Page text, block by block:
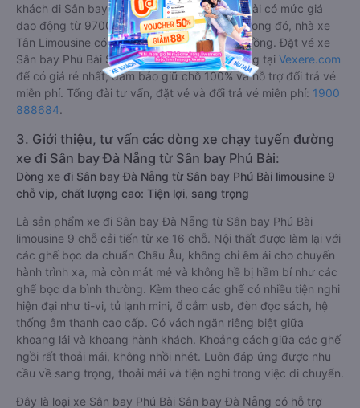
khách đi Sân bay Đà Nẵng từ Sân bay Phú Bài có mức giá
dao động từ 97000 đồng - 200000 đồng. Trong đó, nhà xe
Tân Limousine có giá vé rẻ nhất, chỉ 97000 đồng. Đặt vé xe
Sân bay Phú Bài Sân bay Đà Nẵng chính hãng tại Vexere.com
để có giá rẻ nhất, đảm bảo giữ chỗ 100% và hỗ trợ đổi trả vé
miễn phí. Tổng đài tư vấn, đặt vé và đổi trả vé miễn phí: 1900
888684.
3. Giới thiệu, tư vấn các dòng xe chạy tuyến đường
xe đi Sân bay Đà Nẵng từ Sân bay Phú Bài:
Dòng xe đi Sân bay Đà Nẵng từ Sân bay Phú Bài limousine 9
chỗ vip, chất lượng cao: Tiện lợi, sang trọng
Là sản phẩm xe đi Sân bay Đà Nẵng từ Sân bay Phú Bài
limousine 9 chỗ cải tiến từ xe 16 chỗ. Nội thất được làm lại với
các ghế bọc da chuẩn Châu Âu, không chỉ êm ái cho chuyến
hành trình xa, mà còn mát mẻ và không hề bị hầm bí như các
ghế bọc da bình thường. Kèm theo các ghế có nhiều tiện nghi
hiện đại như ti-vi, tủ lạnh mini, ổ cắm usb, đèn đọc sách, hệ
thống âm thanh cao cấp. Có vách ngăn riêng biệt giữa
khoang lái và khoang hành khách. Khoảng cách giữa các ghế
ngồi rất thoải mái, không nhồi nhét. Luôn đáp ứng được nhu
cầu về sang trọng, thoải mái và tiện nghi trong việc di chuyển.
Đây là loại xe Sân bay Phú Bài Sân bay Đà Nẵng có hỗ trợ